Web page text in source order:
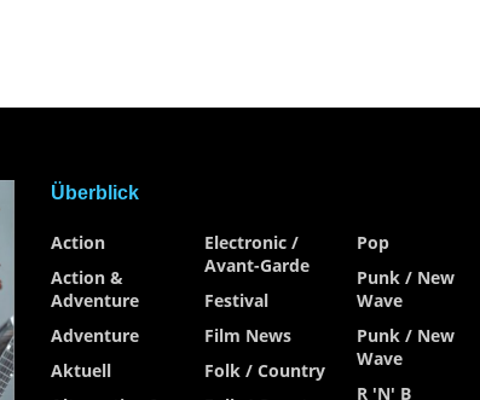
Überblick
Action
Action &
Adventure
Adventure
Aktuell
Electronic /
Avant-Garde
Festival
Film News
Folk / Country
Pop
Punk / New
Wave
Punk / New
Wave
R 'n' B